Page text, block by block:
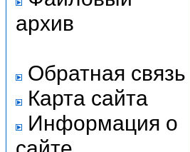
архив
Обратная связь
Карта сайта
Информация о